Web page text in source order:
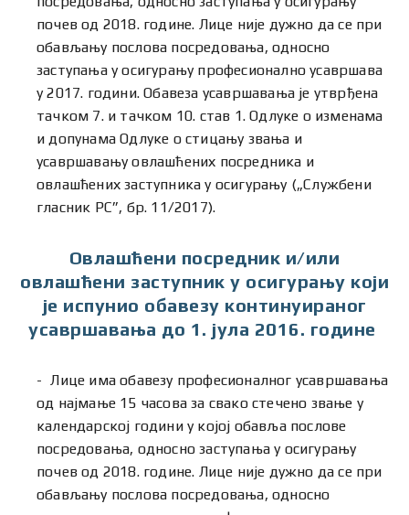
почев од 2018. године. Лице није дужно да се при
обављању послова посредовања, односно
заступања у осигурању професионално усавршава
у 2017. години. Обавеза усавршавања је утврђена
тачком 7. и тачком 10. став 1. Одлуке о изменама
и допунама Одлуке о стицању звања и
усавршавању овлашћених посредника и
овлашћених заступника у осигурању („Службени
гласник РС”, бр. 11/2017).
Овлашћени посредник и/или
овлашћени заступник у осигурању који
је испунио обавезу континуираног
усавршавања до 1. јула 2016. године
Лице има обавезу професионалног усавршавања
од најмање 15 часова за свако стечено звање у
календарској години у којој обавља послове
посредовања, односно заступања у осигурању
почев од 2018. године. Лице није дужно да се при
обављању послова посредовања, односно